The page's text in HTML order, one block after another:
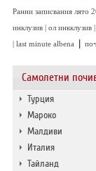
Самолетни
Турция
Мароко
Малдиви
Италия
Тайланд
Ранни записвания лято
инклузив | ол
| last minute albena
|